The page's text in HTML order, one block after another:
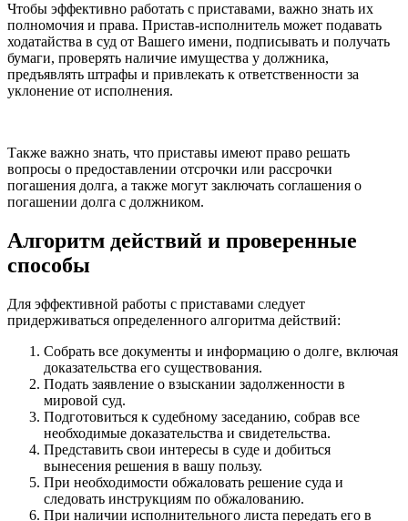
Чтобы эффективно работать с приставами, важно знать их
полномочия и права. Пристав-исполнитель может подавать
ходатайства в суд от Вашего имени, подписывать и получать
бумаги, проверять наличие имущества у должника,
предъявлять штрафы и привлекать к ответственности за
уклонение от исполнения.
Также важно знать, что приставы имеют право решать
вопросы о предоставлении отсрочки или рассрочки
погашения долга, а также могут заключать соглашения о
погашении долга с должником.
Алгоритм действий и проверенные
способы
Для эффективной работы с приставами следует
придерживаться определенного алгоритма действий:
Собрать все документы и информацию о долге, включая
доказательства его существования.
Подать заявление о взыскании задолженности в
мировой суд.
Подготовиться к судебному заседанию, собрав все
необходимые доказательства и свидетельства.
Представить свои интересы в суде и добиться
вынесения решения в вашу пользу.
При необходимости обжаловать решение суда и
следовать инструкциям по обжалованию.
При наличии исполнительного листа передать его в